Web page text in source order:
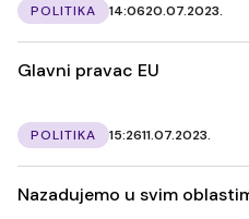
POLITIKA 14:0620.07.2023.
Glavni pravac EU
POLITIKA 15:2611.07.2023.
Nazadujemo u svim